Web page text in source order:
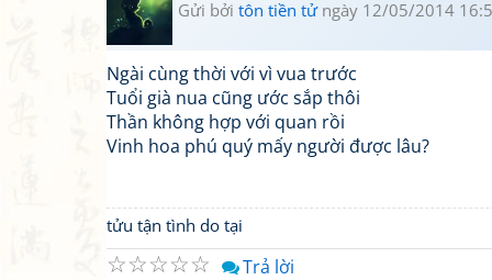
Gửi bởi tôn tiền tửngày 12/05/2014
Ngài cùng thời với vì vua trước
Tuổi già nua cũng ước sắp thôi
Thần không hợp với quan rồi
Vinh hoa phú quý mấy người được lâu?
tửu tận tình do tại
☆
☆
☆
☆
☆ Trả lời